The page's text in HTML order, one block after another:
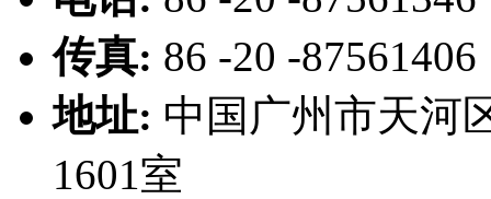
传真: 86 -20 -87561406
地址: 中国广州市天河
1601室